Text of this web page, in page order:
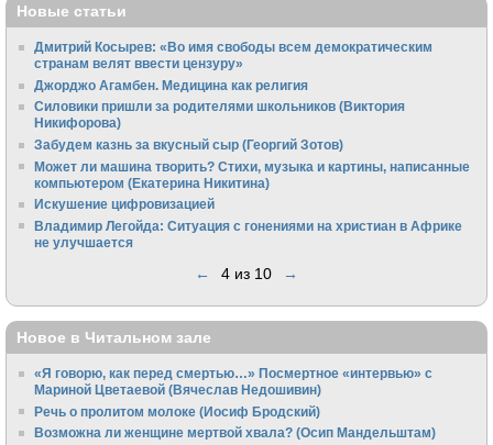
Новые статьи
Дмитрий Косырев: «Во имя свободы всем демократическим
странам велят ввести цензуру»
Джорджо Агамбен. Медицина как религия
Силовики пришли за родителями школьников (Виктория
Никифорова)
Забудем казнь за вкусный сыр (Георгий Зотов)
Может ли машина творить? Стихи, музыка и картины, написанные
компьютером (Екатерина Никитина)
Искушение цифровизацией
Владимир Легойда: Ситуация с гонениями на христиан в Африке
не улучшается
← 4 из 10 →
Новое в Читальном зале
«Я говорю, как перед смертью…» Посмертное «интервью» с
Мариной Цветаевой (Вячеслав Недошивин)
Речь о пролитом молоке (Иосиф Бродский)
Возможна ли женщине мертвой хвала? (Осип Мандельштам)